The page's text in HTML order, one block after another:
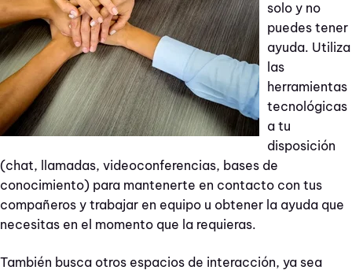
solo y no
puedes tener
ayuda. Utiliza
las
herramientas
tecnológicas
a tu
disposición
(chat, llamadas, videoconferencias, bases de
conocimiento) para mantenerte en contacto con tus
compañeros y trabajar en equipo u obtener la ayuda que
necesitas en el momento que la requieras.
También busca otros espacios de interacción, ya sea